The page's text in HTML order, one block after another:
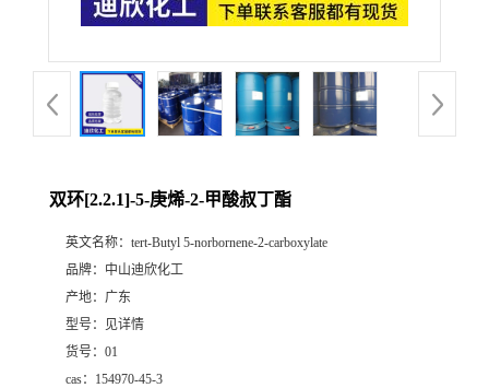
厅双环[2.2.1]-5-庚烯-2-甲酸叔丁酯
英文名称： tert-Butyl 5-norbornene-2-carboxylate
品牌： 中山迪欣化工
产地： 广东
型号：
见详情
货号： 01
cas： 154970-45-3